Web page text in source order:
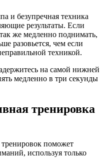
и безупречная техника
результаты. Если
же медленно поднимать,
разовьется, чем если
техникой.
на самой нижней
медленно в три секунды
тренировка
поможет
используя только